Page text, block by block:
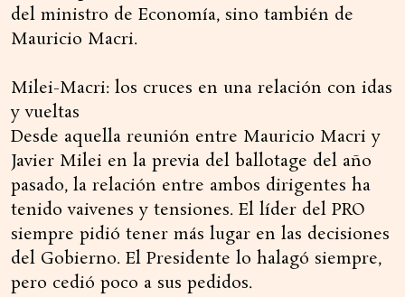
del ministro de Economía, sino también de
Mauricio Macri.
Milei-Macri: los cruces en una relación con idas
y vueltas
Desde aquella reunión entre Mauricio Macri y
Javier Milei en la previa del ballotage del año
pasado, la relación entre ambos dirigentes ha
tenido vaivenes y tensiones. El líder del PRO
siempre pidió tener más lugar en las decisiones
del Gobierno. El Presidente lo halagó siempre,
pero cedió poco a sus pedidos.